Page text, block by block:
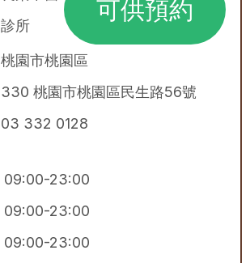
診所
可供預約
桃園市桃園區
330 桃園市桃園區民生路56號
03 332 0128
09:00-23:00
09:00-23:00
09:00-23:00